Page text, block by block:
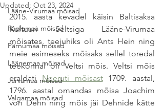
Lääne-Virumaa mõisad
Raplamaa mõisad
Pärnumaa mõisad
Läänemaa mõisad
Järvamaa mõisad
Valgamaa mõisad
Updated: Oct 23, 2024
2015. aasta kevadel käisin Baltisaksa
Kultuuri Seltsiga Lääne-Virumaa
mõisates, teejuhiks oli Ants Hein ning
meie esimeseks mõisaks sellel toredal
teekonnal oli Veltsi mõis. Veltsi mõis
eraldati Neeruti mõisast 1709. aastal,
1796. aastal omandas mõisa Joachim
von Dehn ning mõis jäi Dehnide kätte